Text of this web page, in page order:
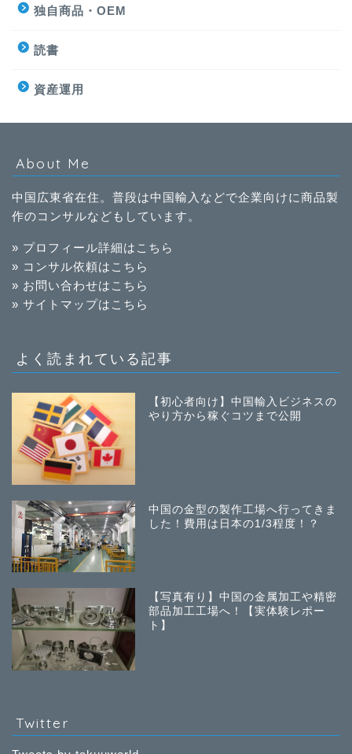
独自商品・OEM
読書
資産運用
About Me
中国広東省在住。普段は中国輸入などで企業向けに商品製
作のコンサルなどもしています。
» プロフィール詳細はこちら
» コンサル依頼はこちら
» お問い合わせはこちら
» サイトマップはこちら
よく読まれている記事
【初心者向け】中国輸入ビジネスの
やり方から稼ぐコツまで公開
中国の金型の製作工場へ行ってきま
した！費用は日本の1/3程度！？
【写真有り】中国の金属加工や精密
部品加工工場へ！【実体験レポー
ト】
Twitter